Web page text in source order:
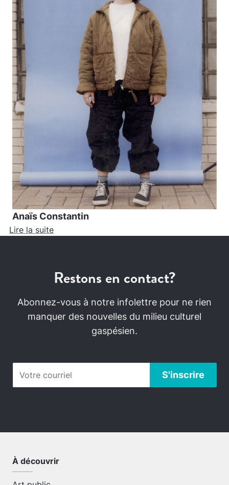
Anaïs Constantin
Lire la suite
Restons en contact?
Abonnez-vous à notre infolettre pour ne rien
manquer des nouvelles du milieu culturel
gaspésien.
À découvrir